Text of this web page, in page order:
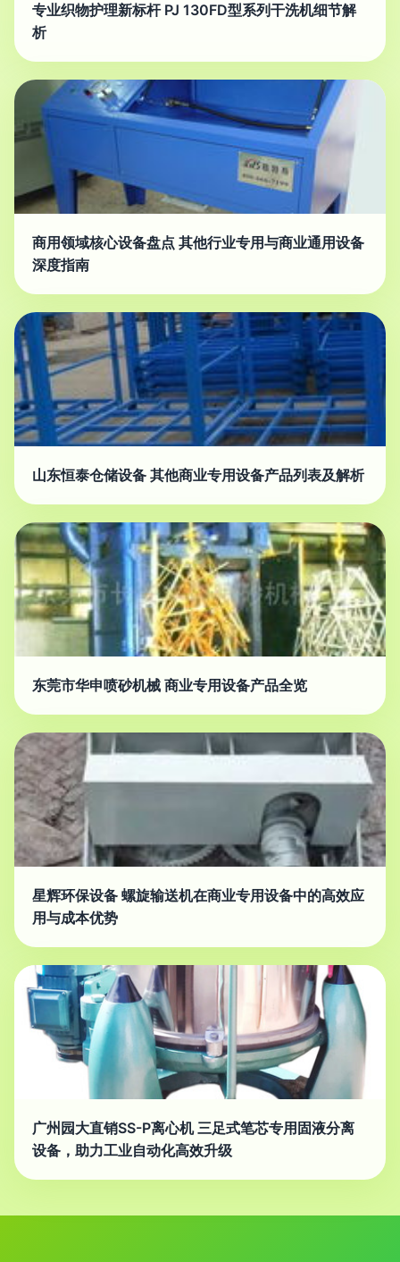
专业织物护理新标杆 PJ 130FD型系列干洗机细节解
析
商用领域核心设备盘点 其他行业专用与商业通用设备
深度指南
山东恒泰仓储设备 其他商业专用设备产品列表及解析
东莞市华申喷砂机械 商业专用设备产品全览
星辉环保设备 螺旋输送机在商业专用设备中的高效应
用与成本优势
广州园大直销SS-P离心机 三足式笔芯专用固液分离
设备，助力工业自动化高效升级